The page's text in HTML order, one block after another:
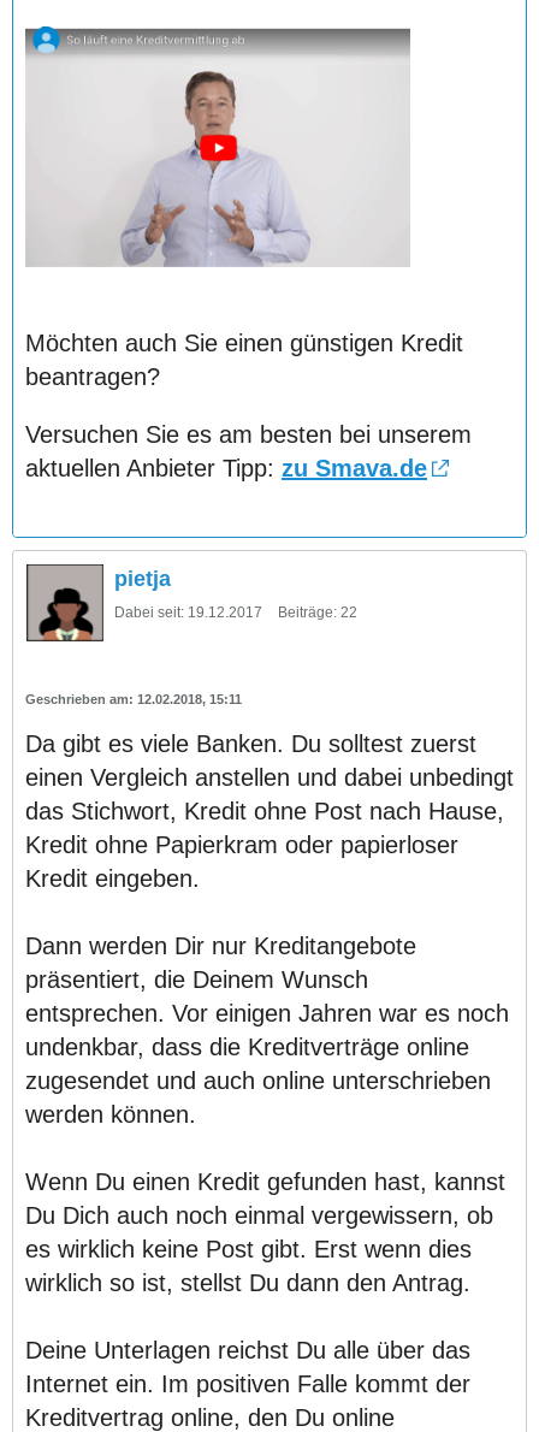
Möchten auch Sie einen günstigen Kredit
beantragen?
Versuchen Sie es am besten bei unserem
aktuellen Anbieter Tipp: zu Smava.de
pietja
Dabei seit: 19.12.2017 Beiträge: 22
12.02.2018, 15:11
Da gibt es viele Banken. Du solltest zuerst
einen Vergleich anstellen und dabei unbedingt
das Stichwort, Kredit ohne Post nach Hause,
Kredit ohne Papierkram oder papierloser
Kredit eingeben.
Dann werden Dir nur Kreditangebote
präsentiert, die Deinem Wunsch
entsprechen. Vor einigen Jahren war es noch
undenkbar, dass die Kreditverträge online
zugesendet und auch online unterschrieben
werden können.
Wenn Du einen Kredit gefunden hast, kannst
Du Dich auch noch einmal vergewissern, ob
es wirklich keine Post gibt. Erst wenn dies
wirklich so ist, stellst Du dann den Antrag.
Deine Unterlagen reichst Du alle über das
Internet ein. Im positiven Falle kommt der
Kreditvertrag online, den Du online